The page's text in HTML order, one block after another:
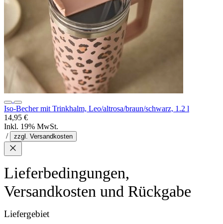
Iso-Becher mit Trinkhalm, Leo/altrosa/braun/schwarz, 1.2 l
14,95 €
Inkl. 19% MwSt.
/
zzgl. Versandkosten
Lieferbedingungen,
Versandkosten und Rückgabe
Liefergebiet